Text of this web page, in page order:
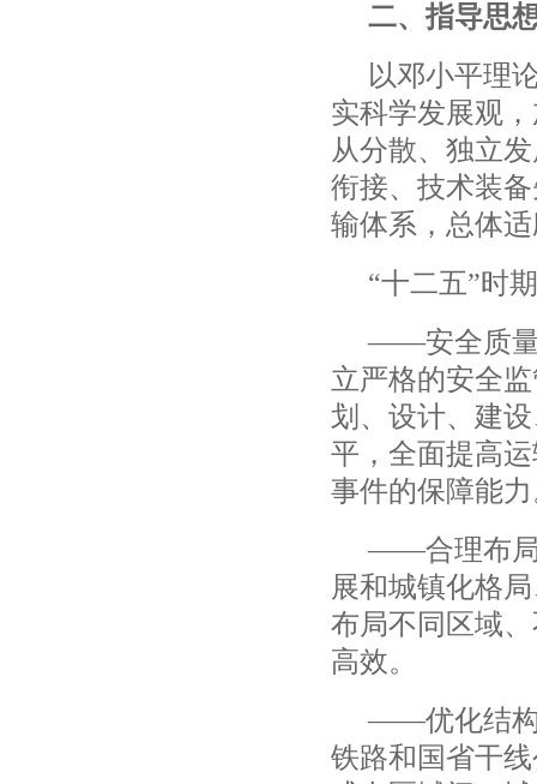
二、指导思
以邓小平理
实科学发展观
从分散、独立
衔接、技术装
输体系，总体
“十二五”时
——安全质
立严格的安全
划、设计、建
平，全面提高
事件的保障能
——合理布
展和城镇化格
布局不同区域
高效。
——优化结
铁路和国省干